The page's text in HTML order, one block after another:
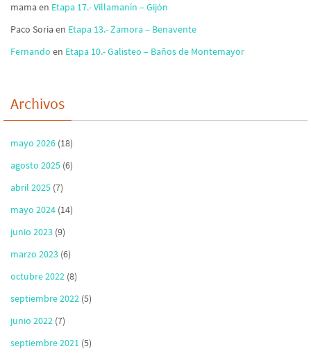
mamaen Etapa 17.- Villamanín – Gijón
Paco Soriaen Etapa 13.- Zamora – Benavente
Fernando en Etapa 10.- Galisteo – Baños de Montemayor
Archivos
mayo 2026 (18)
agosto 2025 (6)
abril 2025 (7)
mayo 2024 (14)
junio 2023 (9)
marzo 2023 (6)
octubre 2022 (8)
septiembre 2022 (5)
junio 2022 (7)
septiembre 2021 (5)